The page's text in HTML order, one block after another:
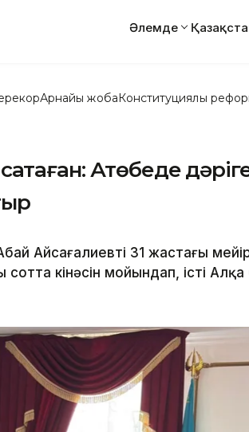
Әлемде
Арнайы жобаКонституциялық
Ақтөбеде
Айсағалиевті 31 жастағы
сотта кінәсін мойындап, істі